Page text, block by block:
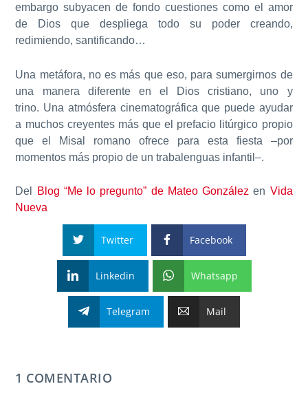
embargo subyacen de fondo cuestiones como el amor
de Dios que despliega todo su poder creando,
redimiendo, santificando…
Una metáfora, no es más que eso, para sumergirnos de
una manera diferente en el Dios cristiano, uno y
trino. Una atmósfera cinematográfica que puede ayudar
a muchos creyentes más que el prefacio litúrgico propio
que el Misal romano ofrece para esta fiesta –por
momentos más propio de un trabalenguas infantil–.
Del Blog “Me lo pregunto” de Mateo González en Vida
Nueva
Twitter Facebook
Linkedin Whatsapp
Telegram Mail
1 COMENTARIO